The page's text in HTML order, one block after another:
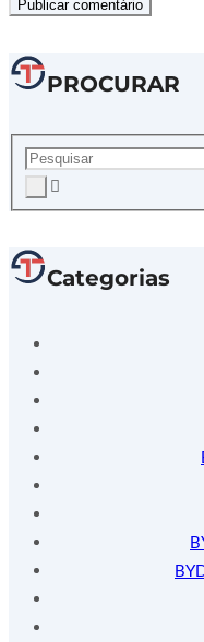
PROCURAR
Categorias